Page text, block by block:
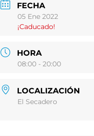
FECHA
05 Ene 2022
¡Caducado!
HORA
08:00 - 20:00
LOCALIZACIÓN
El Secadero